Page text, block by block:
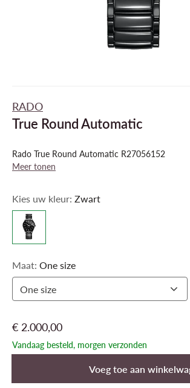
RADO
True Round Automatic
Rado True Round Automatic R27056152
Meer tonen
Kies uw kleur: Zwart
Maat: One size
One size
€ 2.000,00
Vandaag besteld, morgen verzonden
Voeg toe aan